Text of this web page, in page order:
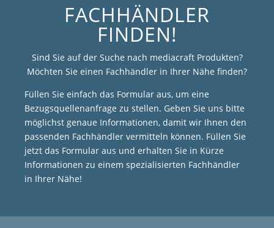
FACHHÄNDLER
FINDEN!
Sind Sie auf der Suche nach mediacraft Produkten?
Möchten Sie einen Fachhändler in Ihrer Nähe finden?
Füllen Sie einfach das Formular aus, um eine
Bezugsquellenanfrage zu stellen. Geben Sie uns bitte
möglichst genaue Informationen, damit wir Ihnen den
passenden Fachhändler vermitteln können. Füllen Sie
jetzt das Formular aus und erhalten Sie in Kürze
Informationen zu einem spezialisierten Fachhändler
in Ihrer Nähe!